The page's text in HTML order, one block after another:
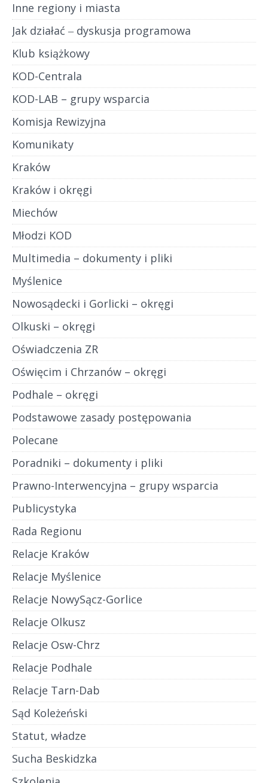
Inne regiony i miasta
Jak działać ‒ dyskusja programowa
Klub książkowy
KOD-Centrala
KOD-LAB – grupy wsparcia
Komisja Rewizyjna
Komunikaty
Kraków
Kraków i okręgi
Miechów
Młodzi KOD
Multimedia – dokumenty i pliki
Myślenice
Nowosądecki i Gorlicki – okręgi
Olkuski – okręgi
Oświadczenia ZR
Oświęcim i Chrzanów – okręgi
Podhale – okręgi
Podstawowe zasady postępowania
Polecane
Poradniki – dokumenty i pliki
Prawno-Interwencyjna – grupy wsparcia
Publicystyka
Rada Regionu
Relacje Kraków
Relacje Myślenice
Relacje NowySącz-Gorlice
Relacje Olkusz
Relacje Osw-Chrz
Relacje Podhale
Relacje Tarn-Dab
Sąd Koleżeński
Statut, władze
Sucha Beskidzka